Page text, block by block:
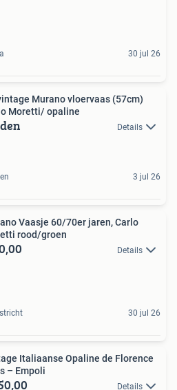
30 jul 26
Murano vloervaas (57cm)
Moretti/ opaline
Details
3 jul 26
Vaasje 60/70er jaren, Carlo
rood/groen
Details
30 jul 26
Italiaanse Opaline de Florence
– Empoli
Details